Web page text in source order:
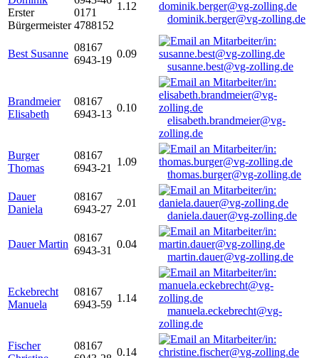
Erster
Bürgermeister
0171
4788152
1.12
dominik.berger@vg-zolling.de
Best Susanne
08167
6943-19
0.09
susanne.best@vg-zolling.de
Brandmeier
Elisabeth
08167
6943-13
0.10
elisabeth.brandmeier@vg-
zolling.de
Burger
Thomas
08167
6943-21
1.09
thomas.burger@vg-zolling.de
Dauer
Daniela
08167
6943-27
2.01
daniela.dauer@vg-zolling.de
Dauer Martin
08167
6943-31
0.04
martin.dauer@vg-zolling.de
Eckebrecht
Manuela
08167
6943-59
1.14
manuela.eckebrecht@vg-
zolling.de
Fischer
08167
0.14